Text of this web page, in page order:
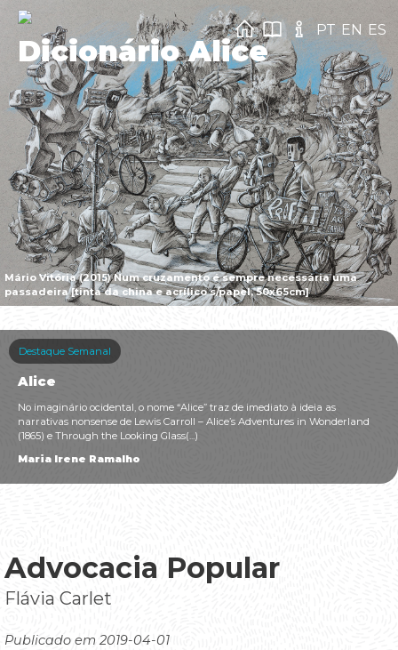
Mário Vitória (2015) Num cruzamento é sempre necessária uma
passadeira [tinta da china e acrílico s/papel, 50x65cm]
Dicionário Alice
PT EN ES
Destaque Semanal
Alice
No imaginário ocidental, o nome “Alice” traz de imediato à ideia as
narrativas nonsense de Lewis Carroll – Alice’s Adventures in Wonderland
(1865) e Through the Looking Glass(...)
Maria Irene Ramalho
Advocacia Popular
Flávia Carlet
Publicado em 2019-04-01